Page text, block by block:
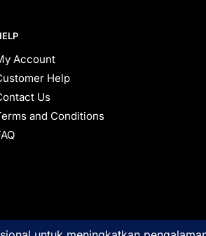
Account
Help
Us
and Conditions